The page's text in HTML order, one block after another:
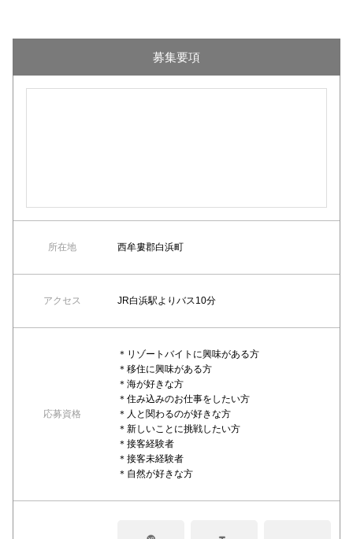
募集要項
所在地 西牟婁郡白浜町
アクセス JR白浜駅よりバス10分
応募資格
＊リゾートバイトに興味がある方
＊移住に興味がある方
＊海が好きな方
＊住み込みのお仕事をしたい方
＊人と関わるのが好きな方
＊新しいことに挑戦したい方
＊接客経験者
＊接客未経験者
＊自然が好きな方